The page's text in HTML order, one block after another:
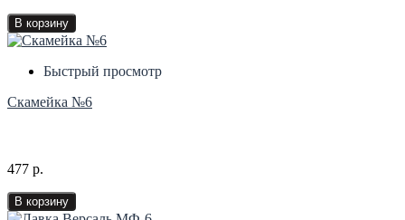
В корзину
Быстрый просмотр
Скамейка №6
477 р.
В корзину